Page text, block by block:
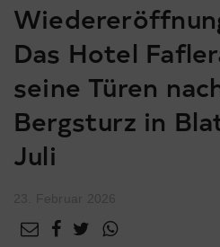
Das Hotel
seine Türen
Bergsturz in
Juli